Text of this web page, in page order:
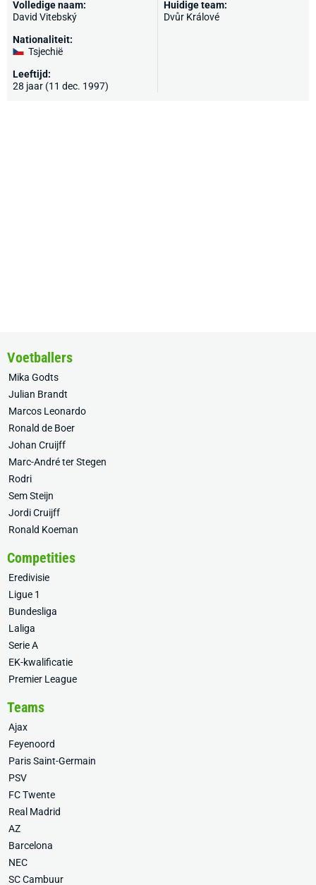
Volledige naam:
David Vitebský
Nationaliteit:
Tsjechië
Leeftijd:
28 jaar (11 dec. 1997)
Huidige team:
Dvůr Králové
Voetballers
Mika Godts
Julian Brandt
Marcos Leonardo
Ronald de Boer
Johan Cruijff
Marc-André ter Stegen
Rodri
Sem Steijn
Jordi Cruijff
Ronald Koeman
Competities
Eredivisie
Ligue 1
Bundesliga
Laliga
Serie A
EK-kwalificatie
Premier League
Teams
Ajax
Feyenoord
Paris Saint-Germain
PSV
FC Twente
Real Madrid
AZ
Barcelona
NEC
SC Cambuur